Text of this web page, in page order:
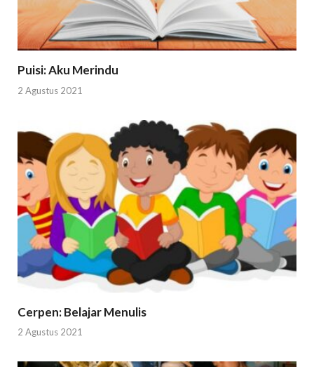
Puisi: Aku Merindu
2 Agustus 2021
Cerpen: Belajar Menulis
2 Agustus 2021